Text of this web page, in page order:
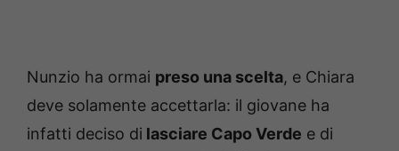
Nunzio ha ormai preso una scelta, e Chiara
deve solamente accettarla: il giovane ha
infatti deciso di lasciare Capo Verde e di